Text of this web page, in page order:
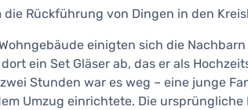
Rückführung von Dingen in den
einigten sich die
ein Set Gläser ab, das er als
Stunden war es weg – eine junge
Umzug einrichtete. Die